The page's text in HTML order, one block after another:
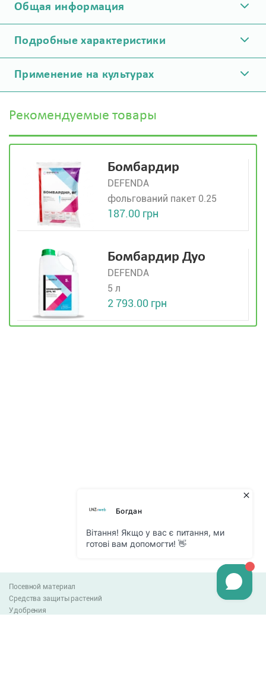
Общая информация
Подробные характеристики
Применение на культурах
Рекомендуемые товары
Бомбардир
DEFENDA
фольгований пакет 0.25
187.00 грн
Бомбардир Дуо
DEFENDA
5 л
2 793.00 грн
Посевной материал
Средства защиты растений
Удобрения